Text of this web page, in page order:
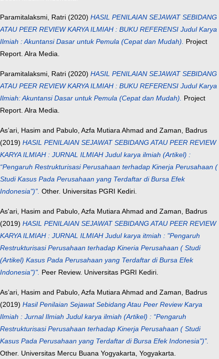
Paramitalaksmi, Ratri (2020) HASIL PENILAIAN SEJAWAT SEBIDANG
ATAU PEER REVIEW KARYA ILMIAH : BUKU REFERENSI Judul Karya
Ilmiah : Akuntansi Dasar untuk Pemula (Cepat dan Mudah). Project
Report. Alra Media.
Paramitalaksmi, Ratri (2020) HASIL PENILAIAN SEJAWAT SEBIDANG
ATAU PEER REVIEW KARYA ILMIAH : BUKU REFERENSI Judul Karya
Ilmiah: Akuntansi Dasar untuk Pemula (Cepat dan Mudah). Project
Report. Alra Media.
As’ari, Hasim and Pabulo, Azfa Mutiara Ahmad and Zaman, Badrus
(2019) HASIL PENILAIAN SEJAWAT SEBIDANG ATAU PEER REVIEW
KARYA ILMIAH : JURNAL ILMIAH Judul karya ilmiah (Artikel) :
“Pengaruh Restrukturisasi Perusahaan terhadap Kinerja Perusahaan (
Studi Kasus Pada Perusahaan yang Terdaftar di Bursa Efek
Indonesia")”. Other. Universitas PGRI Kediri.
As'ari, Hasim and Pabulo, Azfa Mutiara Ahmad and Zaman, Badrus
(2019) HASIL PENILAIAN SEJAWAT SEBIDANG ATAU PEER REVIEW
KARYA ILMIAH : JURNAL ILMIAH Judul karya itmiah : "Pengaruh
Restrukturisasi Perusahaan terhadap Kineria Perusahaan ( Studi
(Artikel) Kasus Pada Perusahaan yang Terdaftar di Bursa Efek
Indonesia")". Peer Review. Universitas PGRI Kediri.
As’ari, Hasim and Pabulo, Azfa Mutiara Ahmad and Zaman, Badrus
(2019) Hasil Penilaian Sejawat Sebidang Atau Peer Review Karya
Ilmiah : Jurnal Ilmiah Judul karya ilmiah (Artikel) : “Pengaruh
Restrukturisasi Perusahaan terhadap Kinerja Perusahaan ( Studi
Kasus Pada Perusahaan yang Terdaftar di Bursa Efek Indonesia")”.
Other. Universitas Mercu Buana Yogyakarta, Yogyakarta.